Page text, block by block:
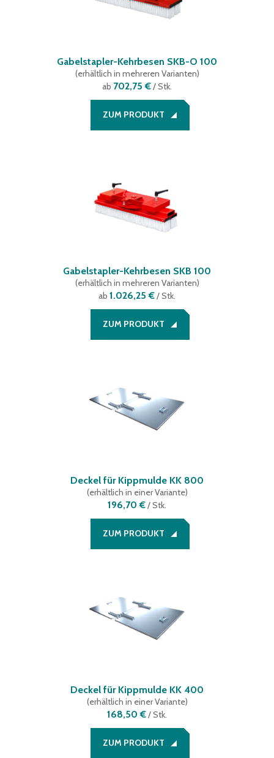
Gabelstapler-Kehrbesen SKB-O 100
(erhältlich in mehreren Varianten)
ab 702,75 €/ Stk.
ZUM PRODUKT
Gabelstapler-Kehrbesen SKB 100
(erhältlich in mehreren Varianten)
ab 1.026,25 €/ Stk.
ZUM PRODUKT
Deckel für Kippmulde KK 800
(erhältlich in einer Variante)
196,70 €/Stk.
ZUM PRODUKT
Deckel für Kippmulde KK 400
(erhältlich in einer Variante)
168,50 €/Stk.
ZUM PRODUKT